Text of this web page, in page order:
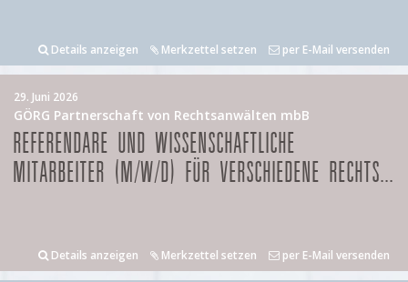
Details anzeigen Merkzettel setzen per E-Mail versenden
29. Juni 2026
GÖRG Partnerschaft von Rechtsanwälten mbB
REFERENDARE UND WISSENSCHAFTLICHE
MITARBEITER (M/W/D) FÜR VERSCHIEDENE RECHTS...
Details anzeigen Merkzettel setzen per E-Mail versenden